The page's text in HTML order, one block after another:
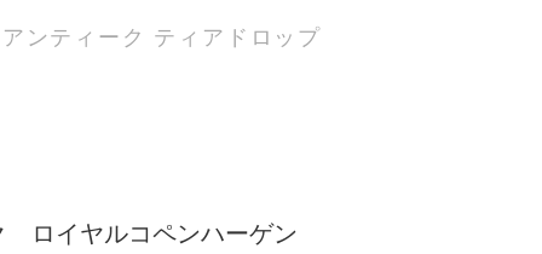
ンティーク ティアドロップ
ロイヤルコペンハーゲン